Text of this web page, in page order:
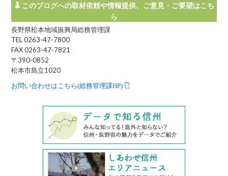
このブログへの取材依頼や情報提供、ご意見・ご要望はこち
ら
長野県松本地域振興局総務管理課
TEL 0263-47-7800
FAX 0263-47-7821
〒390-0852
松本市島立1020
お問い合わせはこちら(総務管理課HP)